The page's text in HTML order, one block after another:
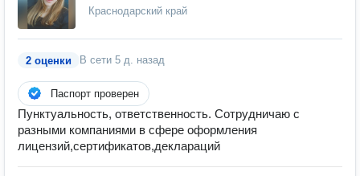
Краснодарский край
2 оценки В сети 5 д. назад
Паспорт проверен
Пунктуальность, ответственность. Сотрудничаю с
разными компаниями в сфере оформления
лицензий,сертификатов,деклараций